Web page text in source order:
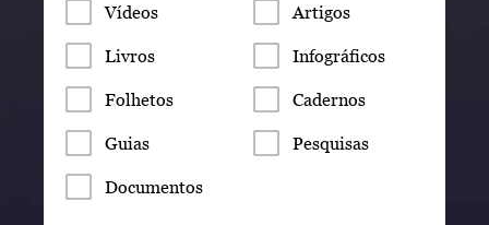
Vídeos Artigos
Livros Infográficos
Folhetos Cadernos
Guias Pesquisas
Documentos